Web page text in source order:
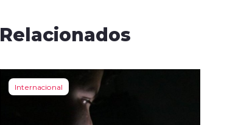
Relacionados
Internacional